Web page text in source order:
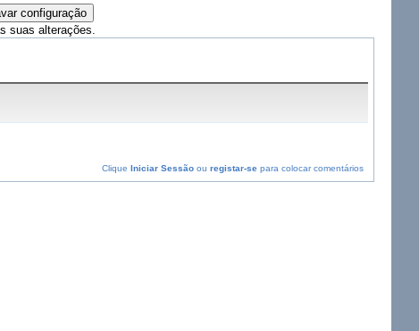
suas alterações.
Clique Iniciar Sessãoou registar-separa colocar comentários